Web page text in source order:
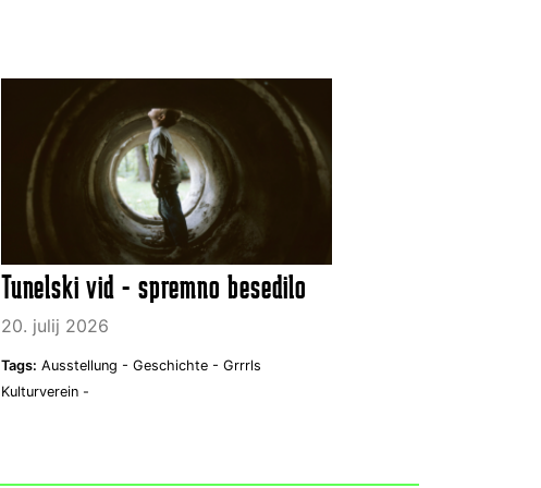
Tunelski vid - spremno besedilo
20. julij 2026
Tags: Ausstellung - Geschichte - Grrrls
Kulturverein -